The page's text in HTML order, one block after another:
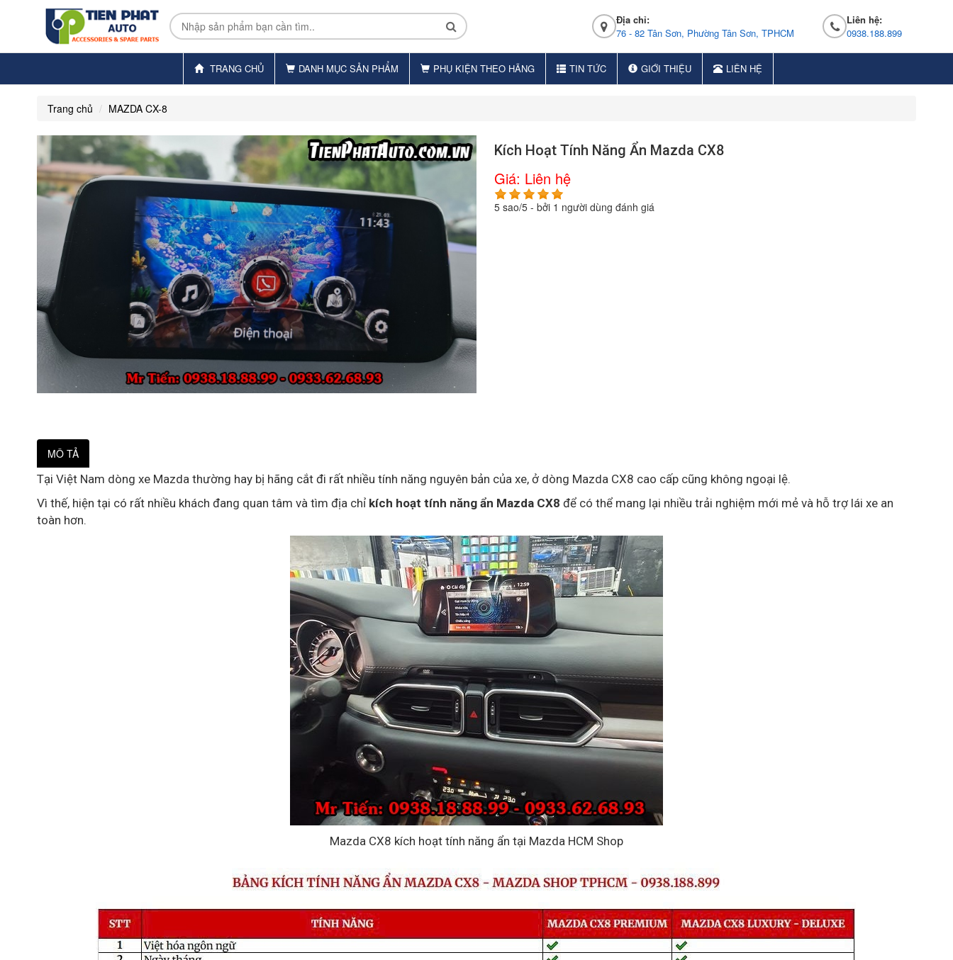
Địa chỉ:
76 - 82 Tân Sơn, Phường Tân Sơn, TPHCM
Liên hệ:
0938.188.899
TRANG CHỦ DANH MỤC SẢN PHẨM PHỤ KIỆN THEO HÃNG TIN TỨC GIỚI THIỆU LIÊN HỆ
Trang chủ MAZDA CX-8
Kích Hoạt Tính Năng Ẩn Mazda CX8
Giá: Liên hệ
5sao/5- bởi 1 người dùng đánh giá
MÔ TẢ
Tại Việt Nam dòng xe Mazda thường hay bị hãng cắt đi rất nhiều tính năng nguyên bản của xe, ở dòng Mazda CX8 cao cấp cũng không ngoại lệ.
Vì thế, hiện tại có rất nhiều khách đang quan tâm và tìm địa chỉ kích hoạt tính năng ẩn Mazda CX8 để có thể mang lại nhiều trải nghiệm mới mẻ và hỗ trợ lái xe an
toàn hơn.
Mazda CX8 kích hoạt tính năng ẩn tại Mazda HCM Shop